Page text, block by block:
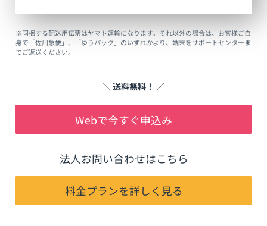
※同梱する配送用伝票はヤマト運輸になります。それ以外の場合は、お客様ご自
身で「佐川急便」、「ゆうパック」のいずれかより、端末をサポートセンターま
でご返送ください。
＼ 送料無料！ ／
Webで今すぐ申込み
法人お問い合わせはこちら
料金プランを詳しく見る